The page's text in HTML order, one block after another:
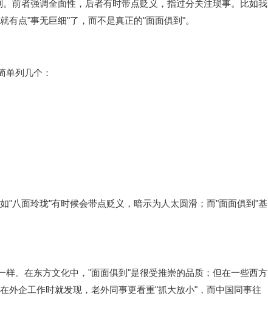
前者强调全面性，后者有时带点贬义，指过分关注琐事。比如我
点"事无巨细"了，而不是真正的"面面俱到"。
单列几个：
"八面玲珑"有时候会带点贬义，暗示为人太圆滑；而"面面俱到"基
。在东方文化中，"面面俱到"是很受推崇的品质；但在一些西方
外企工作时就发现，老外同事更看重"抓大放小"，而中国同事往